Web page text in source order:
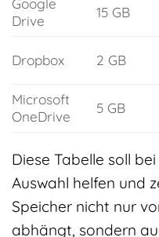
Google
Drive
15 GB
Dropbox 2 GB
Microsoft
OneDrive
5 GB
Diese Tabelle soll
Auswahl helfen und
Speicher nicht nur
abhängt, sondern